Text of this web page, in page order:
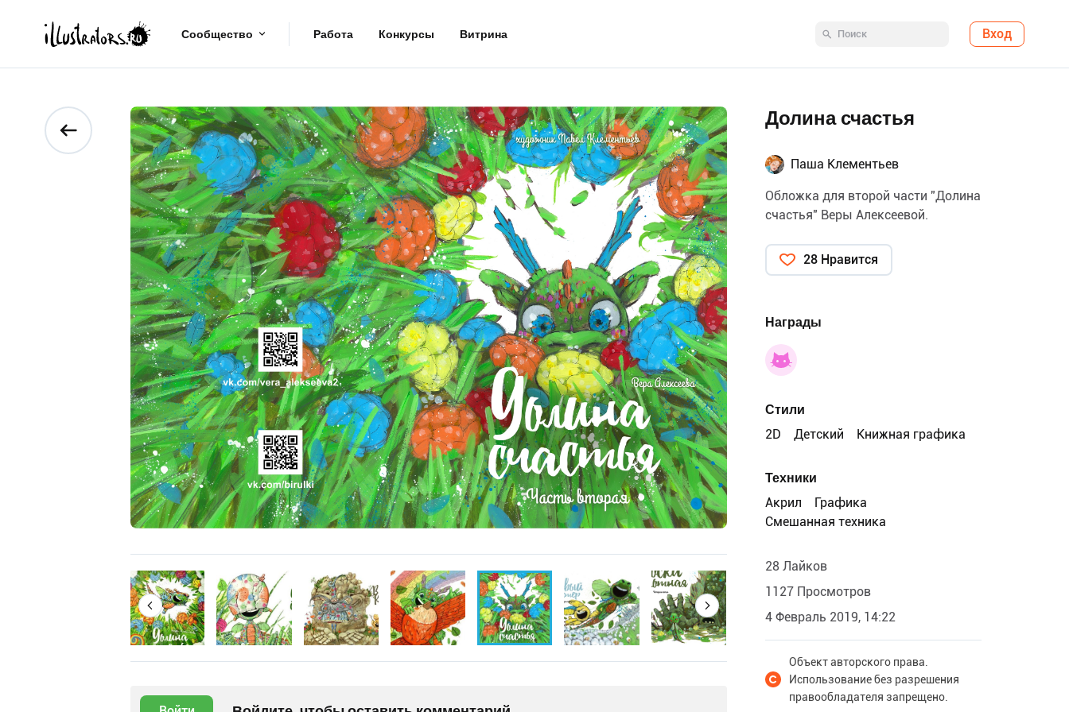
Сообщество Работа Конкурсы Витрина Вход
Долина счастья
Паша Клементьев
Обложка для второй части "Долина
счастья" Веры Алексеевой.
28 Нравится
Награды
Стили
2D
Детский Книжная графика
Техники
Акрил
Графика
Смешанная техника
28 Лайков
1127 Просмотров
4 Февраль 2019, 14:22
Объект авторского права.
Использование без разрешения
правообладателя запрещено.